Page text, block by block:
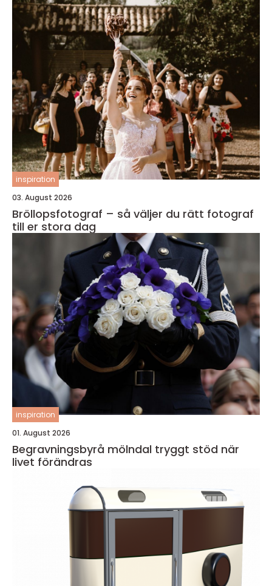
inspiration
03. August 2026
Bröllopsfotograf – så väljer du rätt fotograf
till er stora dag
inspiration
01. August 2026
Begravningsbyrå mölndal tryggt stöd när
livet förändras